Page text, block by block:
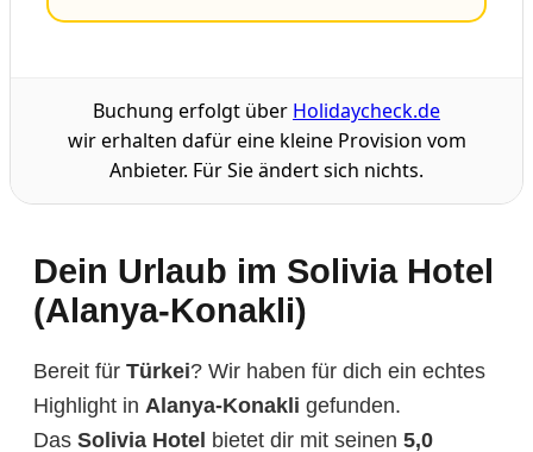
Buchung erfolgt über Holidaycheck.de
wir erhalten dafür eine kleine Provision vom
Anbieter. Für Sie ändert sich nichts.
Dein Urlaub im Solivia Hotel
(Alanya-Konakli)
Bereit für Türkei? Wir haben für dich ein echtes
Highlight in Alanya-Konakli gefunden.
Das Solivia Hotel bietet dir mit seinen 5,0